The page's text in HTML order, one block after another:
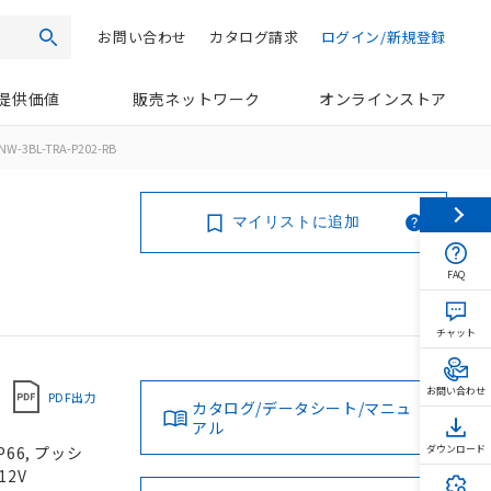
検索 ログイン/新規登録
カタログ請求
お問い合わせ
供価値 販売ネットワーク オンラインストア
3BL-TRA-P202-RB
マイリストに追加
PDF出力
プッシ
カタログ/データシート/マニュ
アル
FAQ
チャット
お問い合わせ
ダウンロード